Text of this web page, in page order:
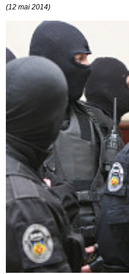
(12 mai 2014)